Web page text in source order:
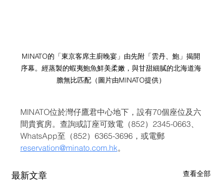
MINATO的「東京客席主廚晚宴」由先附「雲丹、鮑」揭開
序幕。經蒸製的蝦夷鮑魚鮮美柔嫩，與甘甜細膩的北海道海
膽無比匹配 （圖片由MINATO提供）
MINATO位於灣仔鷹君中心地下，設有70個座位及六
間貴賓房。查詢或訂座可致電（852）2345-0663、
WhatsApp至（852）6365-3696，或電郵
reservation@minato.com.hk。
最新文章 查看全部